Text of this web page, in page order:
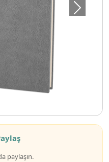
Sonraki
paylaşın.